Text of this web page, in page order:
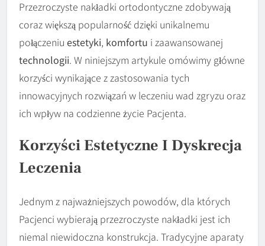
Przezroczyste nakładki ortodontyczne zdobywają
coraz większą popularność dzięki unikalnemu
połączeniu estetyki, komfortu i zaawansowanej
technologii. W niniejszym artykule omówimy główne
korzyści wynikające z zastosowania tych
innowacyjnych rozwiązań w leczeniu wad zgryzu oraz
ich wpływ na codzienne życie Pacjenta.
Korzyści Estetyczne I Dyskrecja
Leczenia
Jednym z najważniejszych powodów, dla których
Pacjenci wybierają przezroczyste nakładki jest ich
niemal niewidoczna konstrukcja. Tradycyjne aparaty